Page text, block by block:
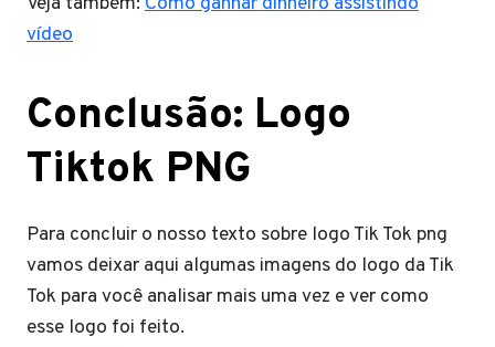
vídeo
Conclusão: Logo
Tiktok PNG
Para concluir o nosso texto sobre logo Tik Tok png
vamos deixar aqui algumas imagens do logo da Tik
Tok para você analisar mais uma vez e ver como
esse logo foi feito.